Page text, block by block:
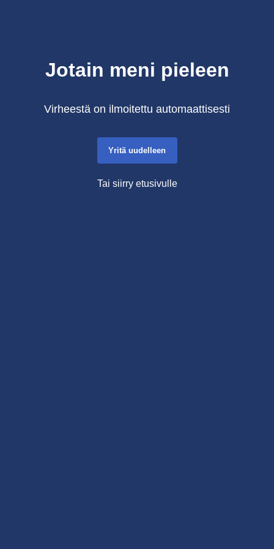
Jotain meni pieleen
Virheestä on ilmoitettu automaattisesti
Yritä uudelleen
Tai siirry etusivulle